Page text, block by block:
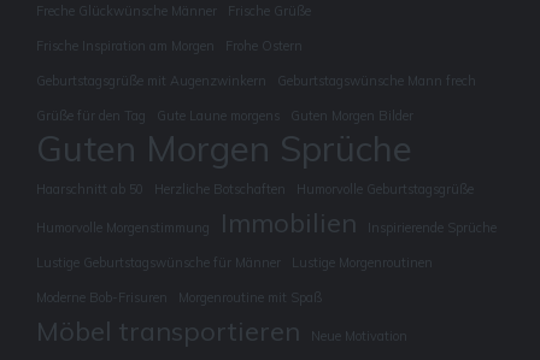
Freche Glückwünsche Männer Frische Grüße
Frische Inspiration am Morgen Frohe Ostern
Geburtstagsgrüße mit Augenzwinkern Geburtstagswünsche Mann frech
Grüße für den Tag Gute Laune morgens Guten Morgen Bilder
Guten Morgen Sprüche
Haarschnitt ab 50 Herzliche Botschaften Humorvolle Geburtstagsgrüße
Humorvolle Morgenstimmung Immobilien Inspirierende Sprüche
Lustige Geburtstagswünsche für Männer Lustige Morgenroutinen
Moderne Bob-Frisuren Morgenroutine mit Spaß
Möbel transportieren Neue Motivation